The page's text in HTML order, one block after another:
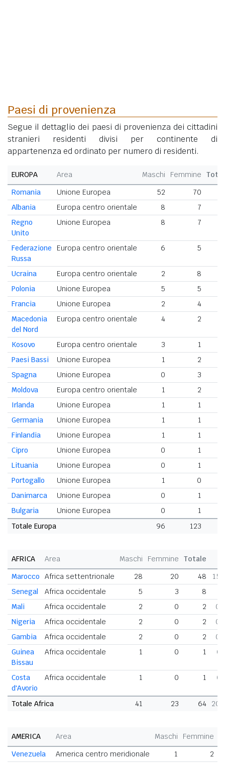
Paesi di provenienza
Segue il dettaglio dei paesi di provenienza dei cittadini
stranieri residenti divisi per continente di
appartenenza ed ordinato per numero di residenti.
EUROPA Area Maschi Femmine
Romania
Unione Europea 52 70
Albania
Europa centro orientale 8 7
Regno
Unito
Unione Europea 8 7
Federazione
Russa
Europa centro orientale 6 5
Ucraina Europa centro orientale 2 8
Polonia
Unione Europea 5 5
Francia
Unione Europea 2 4
Macedonia
del Nord
Europa centro orientale 4 2
Kosovo Europa centro orientale 3
1
Paesi Bassi
Unione Europea 1
2
Spagna
Unione Europea 0
3
Moldova
Europa centro orientale 1
2
Irlanda
Unione Europea 1
1
Germania
Unione Europea 1
1
Finlandia
Unione Europea 1
1
Cipro
Unione Europea 0
1
Lituania
Unione Europea 0
1
Portogallo
Unione Europea 1
0
Danimarca
Unione Europea 0
1
Bulgaria
Unione Europea 0
1
Totale Europa
96 123
AFRICA Area Maschi Femmine
Totale
Marocco
Africa settentrionale 28 20 48
Senegal
Africa occidentale 5 3 8
Mali
Africa occidentale 2 0 2
Nigeria
Africa occidentale 2 0 2
Gambia
Africa occidentale 2 0 2
Guinea
Bissau
Africa occidentale 1 0 1
Costa
d'Avorio
Africa occidentale 1 0 1
Totale Africa 41 23 64
AMERICA Area Maschi Femmine
Venezuela
America centro meridionale 1 2